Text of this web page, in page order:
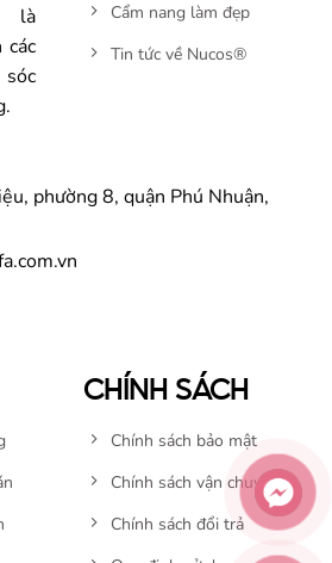
là
các
sóc
Cẩm nang làm đẹp
Tin tức về Nucos®
phường 8, quận Phú Nhuận,
CHÍNH SÁCH
Chính sách bảo mật
Chính sách vận chuyển
Chính sách đổi trả